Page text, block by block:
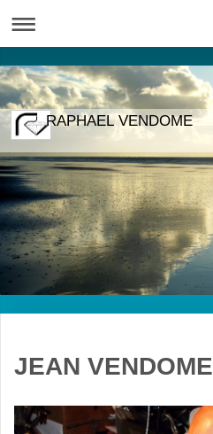
RAPHAEL VENDOME
JEAN VENDOME